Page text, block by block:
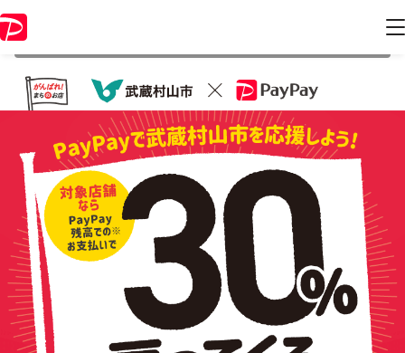
情報はキャンペーン終了時点のものになります。